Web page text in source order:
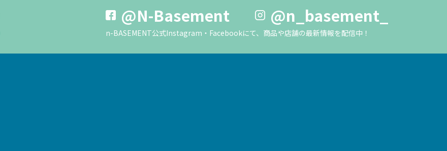
@N-Basement @n_basement_
n-BASEMENT公式Instagram・Facebookにて、商品や店舗の最新情報を配信中！